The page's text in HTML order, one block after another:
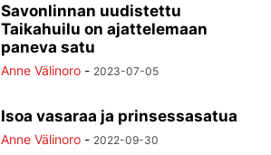
Savonlinnan uudistettu
Taikahuilu on ajattelemaan
paneva satu
Anne Välinoro - 2023-07-05
Isoa vasaraa ja prinsessasatua
Anne Välinoro - 2022-09-30